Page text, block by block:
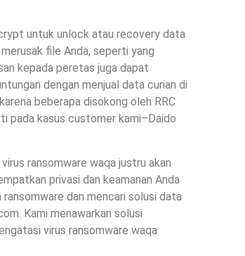
untuk unlock atau recovery data
file Anda, seperti yang
kepada peretas juga dapat
dengan menjual data curian di
beberapa disokong oleh RRC
pada kasus customer kami–Daido
ransomware waqa justru akan
privasi dan keamanan Anda
dan mencari solusi data
Kami menawarkan solusi
virus ransomware waqa